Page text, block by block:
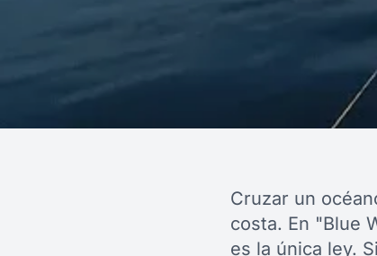
Cruzar un
costa. En "Blue
es la única ley.